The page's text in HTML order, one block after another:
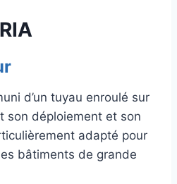
d’un tuyau enroulé sur
son déploiement et son
adapté pour
bâtiments de grande